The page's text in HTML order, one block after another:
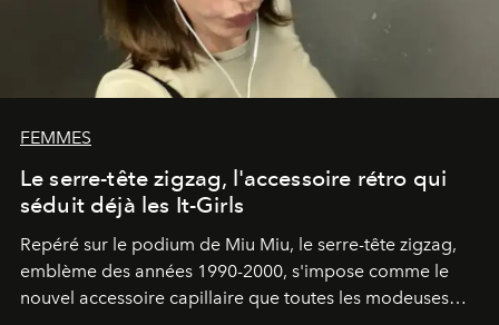
FEMMES
Le serre-tête zigzag, l'accessoire rétro qui
séduit déjà les It-Girls
Repéré sur le podium de Miu Miu, le serre-tête zigzag,
emblème des années 1990-2000, s'impose comme le
nouvel accessoire capillaire que toutes les modeuses